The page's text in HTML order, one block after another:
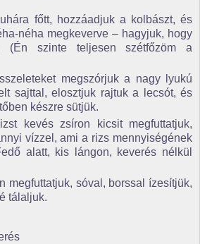
főtt, hozzáadjuk a kolbászt, és
néha megkeverve – hagyjuk, hogy
(Én szinte teljesen szétfőzöm a
megszórjuk a nagy lyukú
sajttal, elosztjuk rajtuk a lecsót, és
készre sütjük.
kevés zsíron kicsit megfuttatjuk,
vízzel, ami a rizs mennyiségének
alatt, kis lángon, keverés nélkül
megfuttatjuk, sóval, borssal ízesítjük,
tálaljuk.